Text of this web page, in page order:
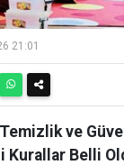
21:01
ve
Kurallar Belli